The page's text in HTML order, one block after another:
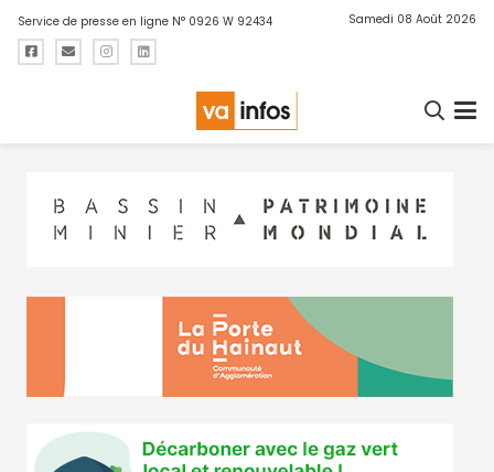
Service de presse en ligne N° 0926 W 92434 Samedi 08 Août 2026